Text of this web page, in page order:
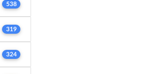
538
319
324